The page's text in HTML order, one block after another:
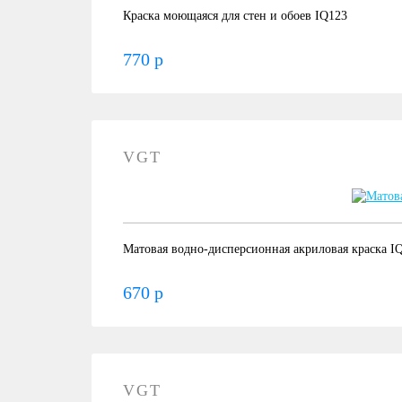
Краска моющаяся для стен и обоев IQ123
770 р
VGT
Матовая водно-дисперсионная акриловая краска
670 р
VGT